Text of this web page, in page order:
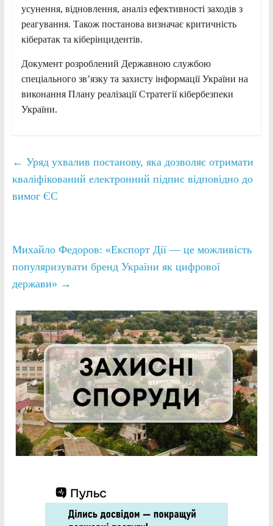
усунення, відновлення, аналіз ефективності заходів з
реагування. Також постанова визначає критичність
кібератак та кіберінцидентів.
Документ розроблений Державною службою
спеціального зв’язку та захисту інформації України на
виконання Плану реалізації Стратегії кібербезпеки
України.
← Уряд ухвалив постанову, яка дозволяє отримати
кваліфікований електронний підпис відповідно до
вимог ЄС
Михайло Федоров: «Експорт Дії — це можливість
популяризувати бренд України як цифрової
держави» →